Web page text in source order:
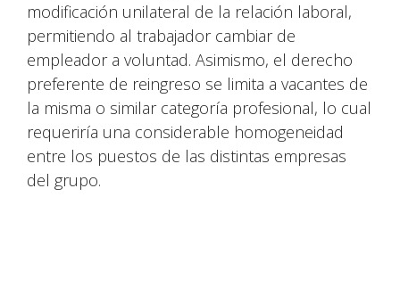
modificación unilateral de la relación laboral,
permitiendo al trabajador cambiar de
empleador a voluntad. Asimismo, el derecho
preferente de reingreso se limita a vacantes de
la misma o similar categoría profesional, lo cual
requeriría una considerable homogeneidad
entre los puestos de las distintas empresas
del grupo.